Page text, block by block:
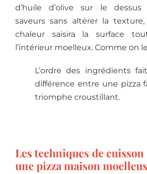
d’huile d’olive sur le dessus
saveurs sans altérer la
chaleur saisira la surface
l’intérieur moelleux. Comme on
L’ordre des ingrédients
différence entre une pizza
triomphe croustillant.
Les techniques de
une pizza maison